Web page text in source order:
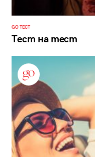
GO ТЕСТ
Тест на тест